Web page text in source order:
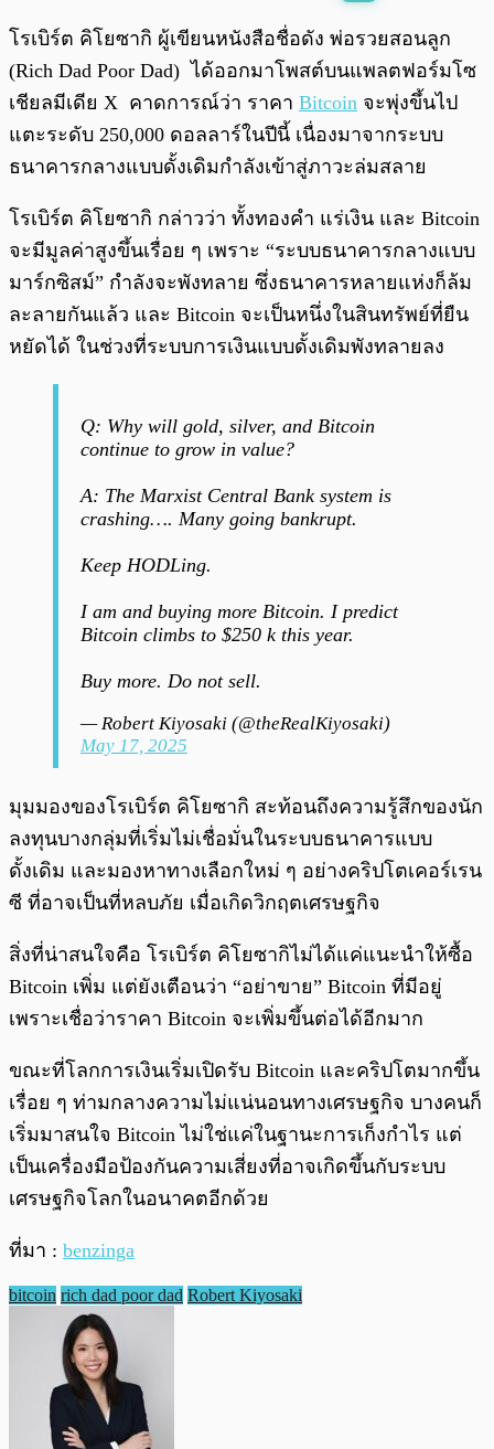
พร้อมเล่น
โรเบิร์ต คิโยซากิ ผู้เขียนหนังสือชื่อดัง พ่อรวยสอนลูก
(Rich Dad Poor Dad) ได้ออกมาโพสต์บนแพลตฟอร์มโซ
เชียลมีเดีย X คาดการณ์ว่า ราคา Bitcoin จะพุ่งขึ้นไป
แตะระดับ 250,000 ดอลลาร์ในปีนี้ เนื่องมาจากระบบ
ธนาคารกลางแบบดั้งเดิมกำลังเข้าสู่ภาวะล่มสลาย
โรเบิร์ต คิโยซากิ กล่าวว่า ทั้งทองคำ แร่เงิน และ Bitcoin
จะมีมูลค่าสูงขึ้นเรื่อย ๆ เพราะ “ระบบธนาคารกลางแบบ
มาร์กซิสม์” กำลังจะพังทลาย ซึ่งธนาคารหลายแห่งก็ล้ม
ละลายกันแล้ว และ Bitcoin จะเป็นหนึ่งในสินทรัพย์ที่ยืน
หยัดได้ ในช่วงที่ระบบการเงินแบบดั้งเดิมพังทลายลง
Q: Why will gold, silver, and Bitcoin
continue to grow in value?
A: The Marxist Central Bank system is
crashing…. Many going bankrupt.
Keep HODLing.
I am and buying more Bitcoin. I predict
Bitcoin climbs to $250 k this year.
Buy more. Do not sell.
— Robert Kiyosaki (@theRealKiyosaki)
May 17, 2025
มุมมองของโรเบิร์ต คิโยซากิ สะท้อนถึงความรู้สึกของนัก
ลงทุนบางกลุ่มที่เริ่มไม่เชื่อมั่นในระบบธนาคารแบบ
ดั้งเดิม และมองหาทางเลือกใหม่ ๆ อย่างคริปโตเคอร์เรน
ซี ที่อาจเป็นที่หลบภัย เมื่อเกิดวิกฤตเศรษฐกิจ
สิ่งที่น่าสนใจคือ โรเบิร์ต คิโยซากิไม่ได้แค่แนะนำให้ซื้อ
Bitcoin เพิ่ม แต่ยังเตือนว่า “อย่าขาย” Bitcoin ที่มีอยู่
เพราะเชื่อว่าราคา Bitcoin จะเพิ่มขึ้นต่อได้อีกมาก
ขณะที่โลกการเงินเริ่มเปิดรับ Bitcoin และคริปโตมากขึ้น
เรื่อย ๆ ท่ามกลางความไม่แน่นอนทางเศรษฐกิจ บางคนก็
เริ่มมาสนใจ Bitcoin ไม่ใช่แค่ในฐานะการเก็งกำไร แต่
เป็นเครื่องมือป้องกันความเสี่ยงที่อาจเกิดขึ้นกับระบบ
เศรษฐกิจโลกในอนาคตอีกด้วย
ที่มา : benzinga
bitcoin rich dad poor dad Robert Kiyosaki